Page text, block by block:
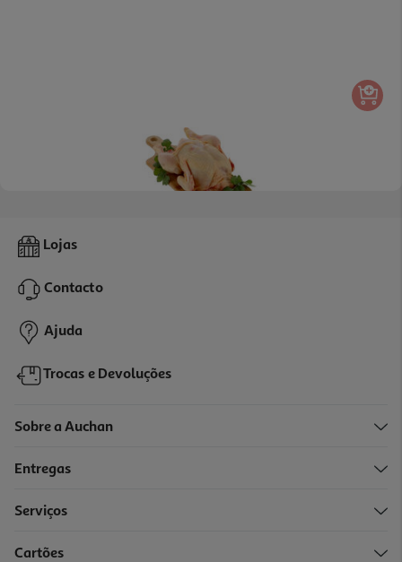
Frango Inteiro Auchan Sem Miudos Kg
2,75 €
Lojas
Contacto
Ajuda
Trocas e Devoluções
Sobre a Auchan
Entregas
Serviços
Cartões